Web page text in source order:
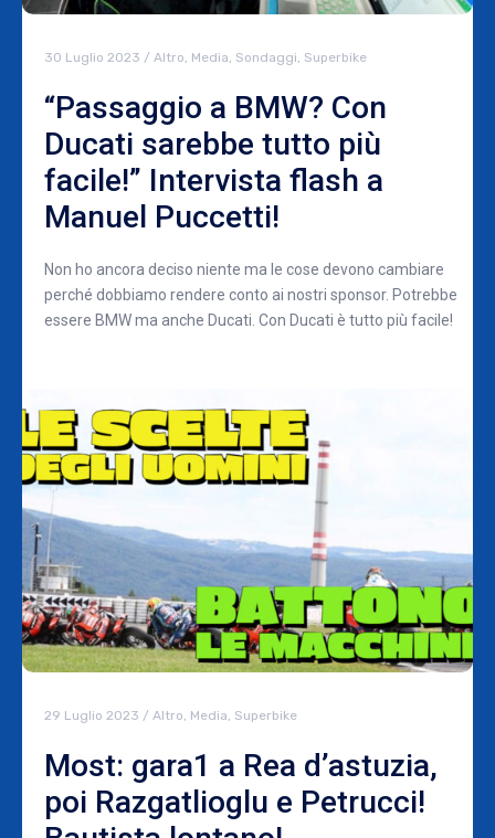
30 Luglio 2023 / Altro Media Sondaggi Superbike
“Passaggio a BMW? Con
Ducati sarebbe tutto più
facile!” Intervista flash a
Manuel Puccetti!
Non ho ancora deciso niente ma le cose devono cambiare
perché dobbiamo rendere conto ai nostri sponsor. Potrebbe
essere BMW ma anche Ducati. Con Ducati è tutto più facile!
29 Luglio 2023 / Altro Media Superbike
Most: gara1 a Rea d’astuzia,
poi Razgatlioglu e Petrucci!